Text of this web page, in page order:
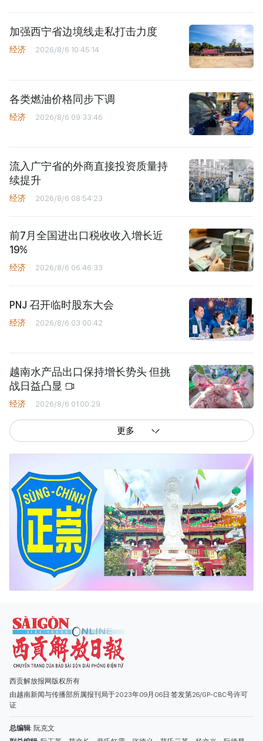
加强西宁省边境线走私打击力度
经济 2026/8/6 10:45:14
各类燃油价格同步下调
经济 2026/8/6 09:33:46
流入广宁省的外商直接投资质量持
续提升
经济 2026/8/6 08:54:23
前7月全国进出口税收收入增长近
19%
经济 2026/8/6 06:46:33
PNJ 召开临时股东大会
经济 2026/8/6 03:00:42
越南水产品出口保持增长势头 但挑
战日益凸显
经济 2026/8/6 01:00:29
更多
西贡解放报网版权所有
由越南新闻与传播部所属报刊局于2023年09月06日 签发第26/GP-CBC号许可
证
总编辑: 阮克文